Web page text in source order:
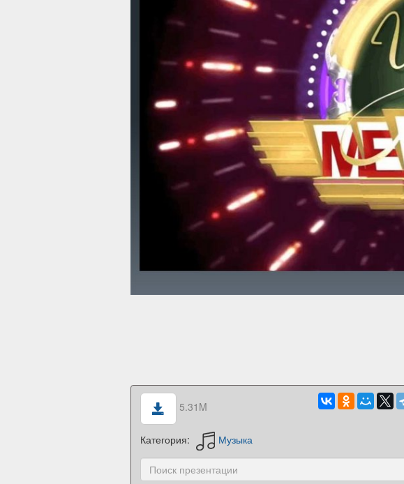
5.31M
Категория: Музыка